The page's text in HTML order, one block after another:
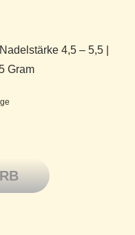
4,5 – 5,5 |
Gram
Baby Alpaka 05